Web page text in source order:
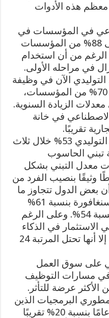
معظم هذه الأدوات
في المؤسسات في
الارتفاع عام 2025، ليصل إلى 88% من المؤسسات
الرغم من أن استخدام
في مراحله الأولى.
الآن في وظيفة
تجارية واحدة على الأقل في 70% من المؤسسات،
الزيادة السنوية.
في خانة
تقريبًا.
وبلغ تبني الذكاء الاصطناعي التوليدي 53% خلال ثلاث
تبني الحاسوب
معدل التبني بشكل
وثيقًا بنصيب الفرد من
بعض الدول تتجاوز ما
يُتوقع بناءً على الدخل، مثل سنغافورة بنسبة 61%
والإمارات العربية المتحدة بنسبة 54%. وعلى الرغم
الاستثمار في الذكاء
الاصطناعي وتطوير النماذج، إلا أنها تحتل المرتبة 24
على سوق العمل
مسارات التوظيف
الأكثر عرضة للتأثر.
البرمجيات الذين
تتراوح أعمارهم بين 22 و25 عامًا بنسبة 20% تقريبًا